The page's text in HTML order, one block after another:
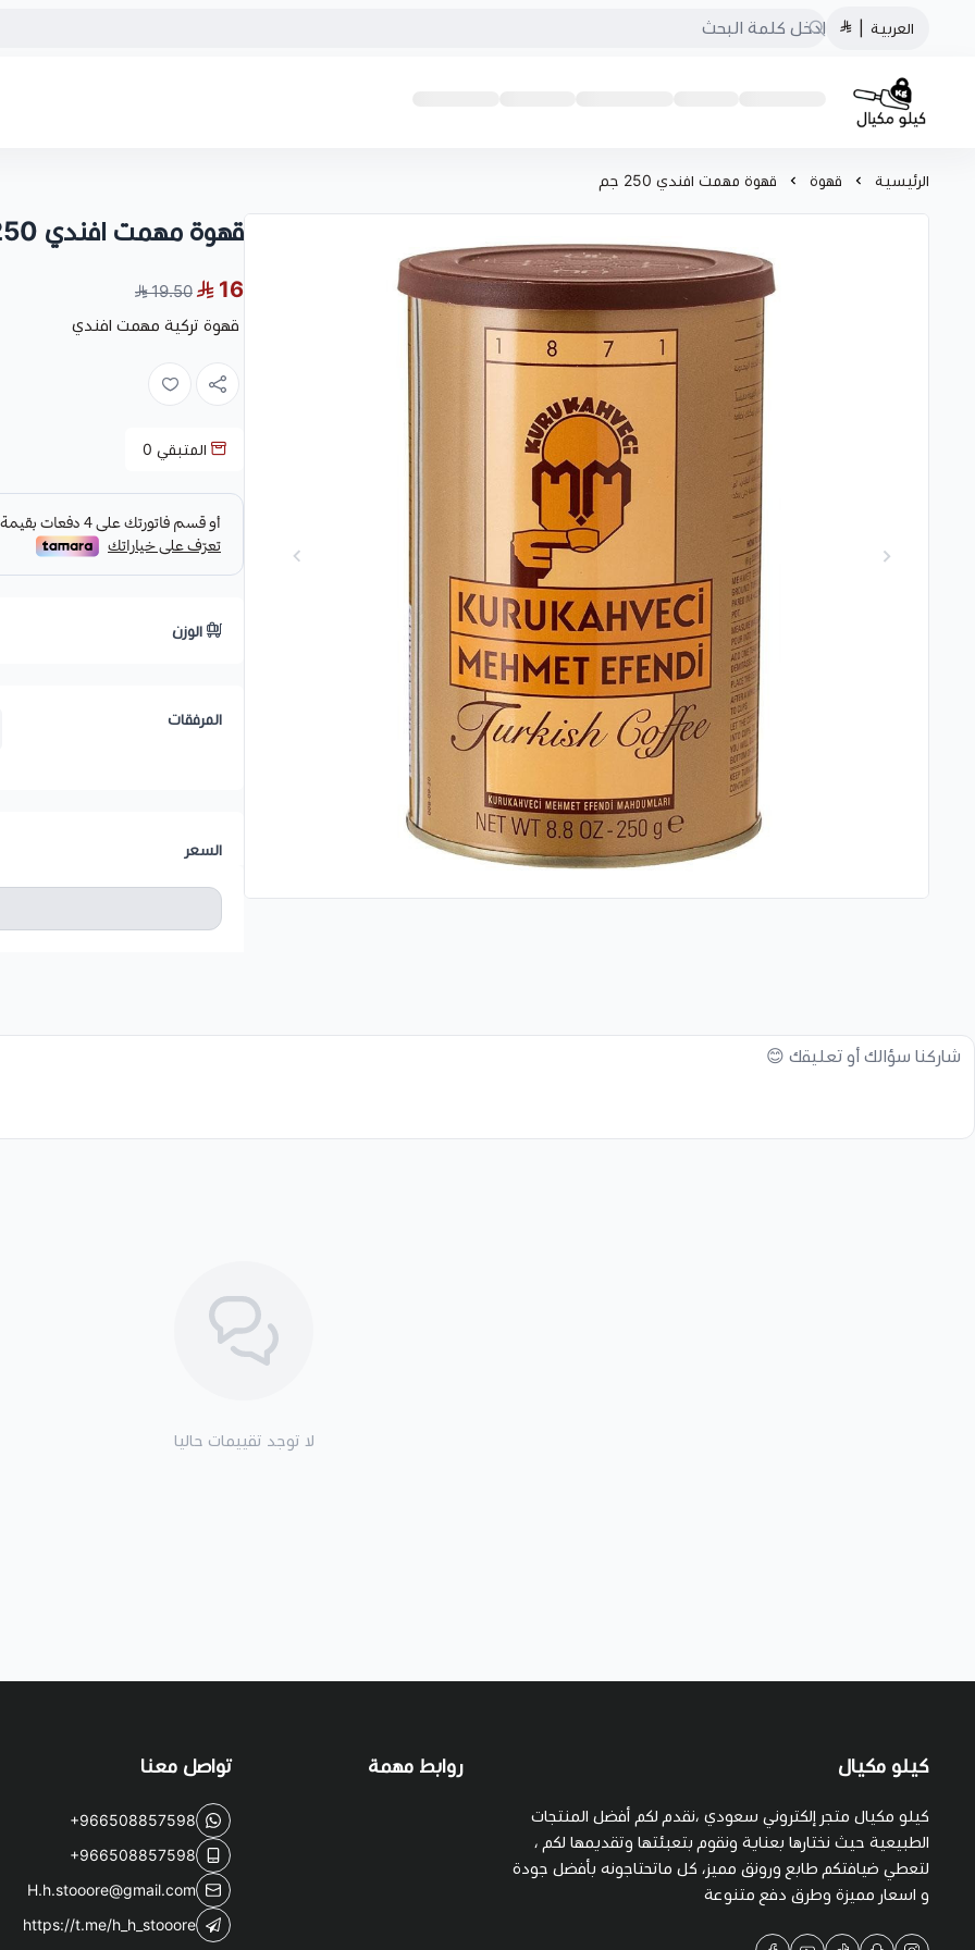
العربية
كيلو مكيال
الرئيسية قهوة قهوة مهمت افندي 250 جم
قهوة مهمت افندي 250 جم
16
19.50
قهوة تركية مهمت افندي
المتبقي 0
الوزن
المرفقات
السعر
لا توجد تقييمات حاليا
كيلو مكيال
كيلو مكيال متجر إلكتروني سعودي ،نقدم لكم أفضل المنتجات
الطبيعية حيث نختارها بعناية ونقوم بتعبئتها وتقديمها لكم ،
لتعطي ضيافتكم طابع ورونق مميز، كل ماتحتاجونه بأفضل جودة
و اسعار مميزة وطرق دفع متنوعة
روابط مهمة تواصل معنا
+966508857598
+966508857598
H.h.stooore@gmail.com
https://t.me/h_h_stooore